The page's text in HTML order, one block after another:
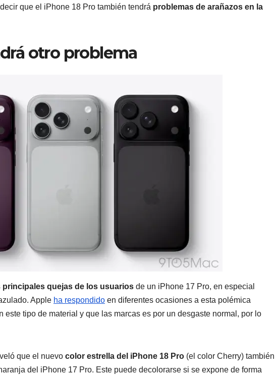
que el iPhone 18 Pro también tendrá problemas de arañazos en la
otro problema
principales quejas de los usuarios de un iPhone 17 Pro, en especial
Apple ha respondido en diferentes ocasiones a esta polémica
tipo de material y que las marcas es por un desgaste normal, por lo
que el nuevo color estrella del iPhone 18 Pro (el color Cherry) también
del iPhone 17 Pro. Este puede decolorarse si se expone de forma